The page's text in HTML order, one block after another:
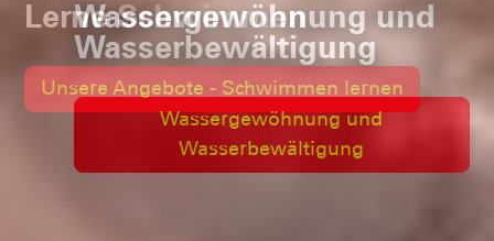
Wassergewöhnung und
Wasserbewältigung
Wassergewöhnung und
Wasserbewältigung